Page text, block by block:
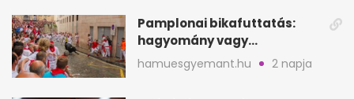
Pamplonai bikafuttatás:
hagyomány vagy
értelmetlen vérontás?
hamuesgyemant.hu 2 napja